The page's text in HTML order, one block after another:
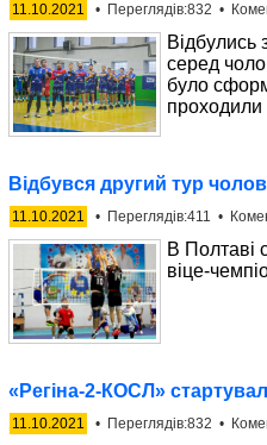
11.10.2021 • Переглядів:832 •
Відбулись
серед
було
проходили
Відбувся другий тур
11.10.2021 • Переглядів:411 •
В Полтаві
віце-
«Регіна-2-КОСЛ»
11.10.2021 • Переглядів:832 •